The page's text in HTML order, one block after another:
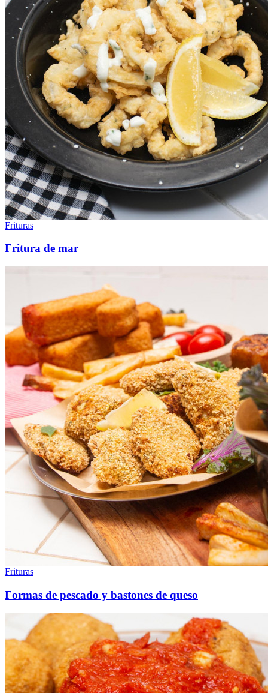
Frituras
Fritura de mar
Frituras
Formas de pescado y bastones de queso